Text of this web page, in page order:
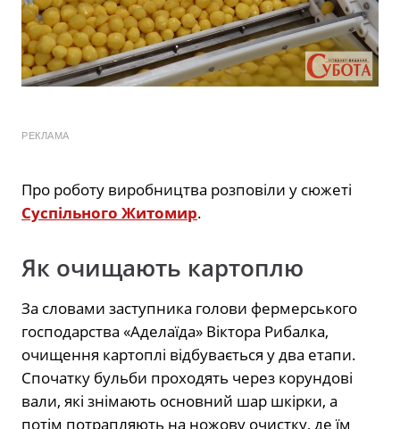
РЕКЛАМА
Про роботу виробництва розповіли у сюжеті
Суспільного Житомир.
Як очищають картоплю
За словами заступника голови фермерського
господарства «Аделаїда» Віктора Рибалка,
очищення картоплі відбувається у два етапи.
Спочатку бульби проходять через корундові
вали, які знімають основний шар шкірки, а
потім потрапляють на ножову очистку, де їм